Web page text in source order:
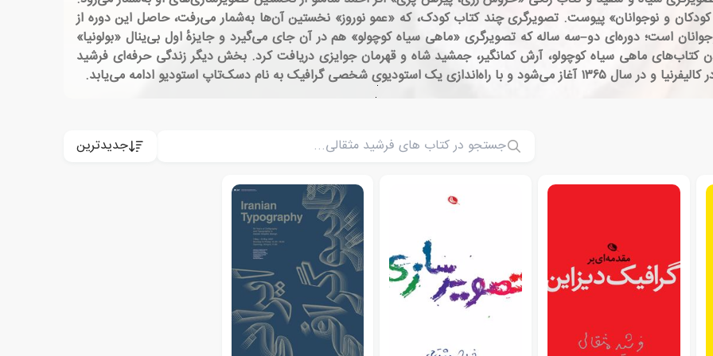
پرورش فکری کودکان و نوجوانان» پیوست. تصویرگری چند کتاب کودک، که «عمو نوروز» نخستین آن‌ها به‌شمار می‌رفت، حاصل این دوره از
است؛ دوره‌ای دو–سه ساله که تصویرگری «ماهی سیاه کوچولو» هم در آن جای می‌گیرد و جایزهٔ اول بی‌ینال «بولونیا»
او برای مصور کردن کتاب‌های ماهی سیاه کوچولو، آرش کمانگیر، جمشید شاه و قهرمان جوایزی دریافت کرد. بخش دیگر زندگی حرفه‌ای فرشید
به نام دسک‌تاپ استودیو ادامه می‌یابد.
جدیدترین